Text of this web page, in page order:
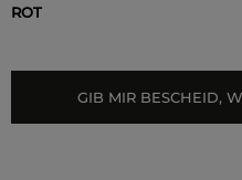
ROT
GIB MIR BESCHEID,